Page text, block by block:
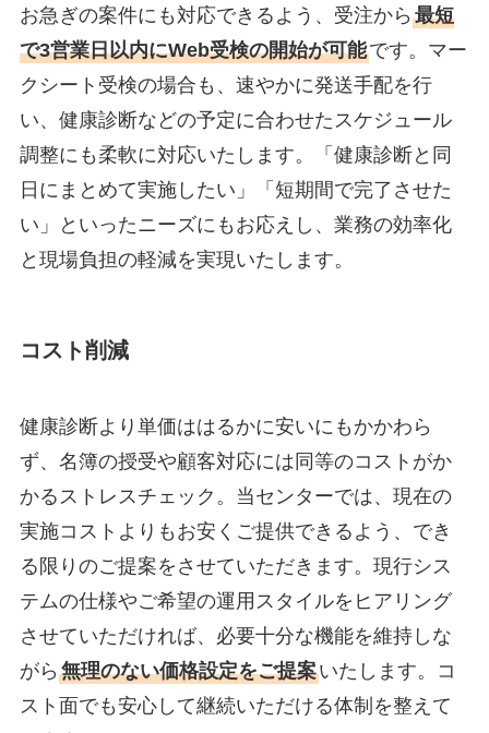
お急ぎの案件にも対応できるよう、受注から 最短
で3営業日以内にWeb受検の開始が可能です。マー
クシート受検の場合も、速やかに発送手配を行
い、健康診断などの予定に合わせたスケジュール
調整にも柔軟に対応いたします。「健康診断と同
日にまとめて実施したい」「短期間で完了させた
い」といったニーズにもお応えし、業務の効率化
と現場負担の軽減を実現いたします。
コスト削減
健康診断より単価ははるかに安いにもかかわら
ず、名簿の授受や顧客対応には同等のコストがか
かるストレスチェック。当センターでは、現在の
実施コストよりもお安くご提供できるよう、でき
る限りのご提案をさせていただきます。現行シス
テムの仕様やご希望の運用スタイルをヒアリング
させていただければ、必要十分な機能を維持しな
がら 無理のない価格設定をご提案いたします。コ
スト面でも安心して継続いただける体制を整えて